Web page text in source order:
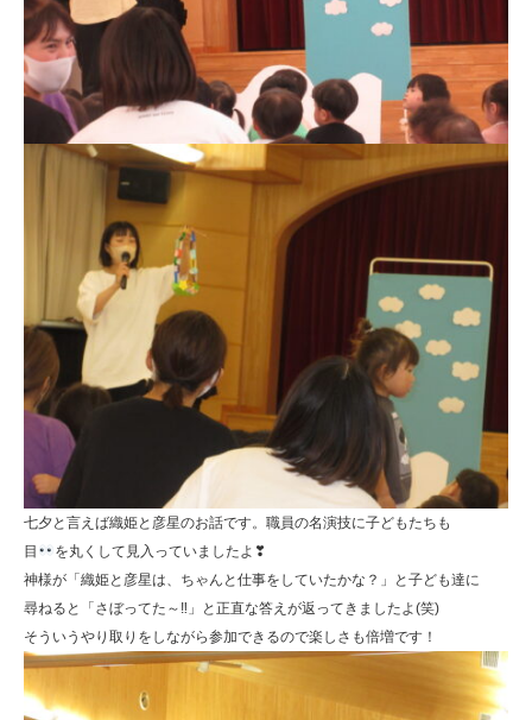
七夕と言えば織姫と彦星のお話です。職員の名演技に子どもたちも
目
を丸くして見入っていましたよ❣
神様が「織姫と彦星は、ちゃんと仕事をしていたかな？」と子ども達に
尋ねると「さぼってた～‼」と正直な答えが返ってきましたよ(笑)
そういうやり取りをしながら参加できるので楽しさも倍増です！